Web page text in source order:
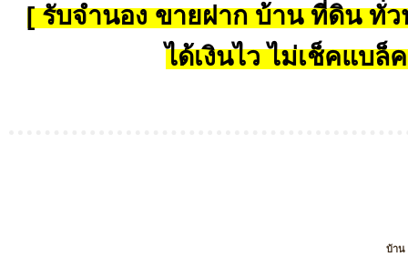
[ รับจำนอง ขายฝาก บ้าน ที่ดิน ทั่ว
ได้เงินไว ไม่เช็คแบล็
บ้าน